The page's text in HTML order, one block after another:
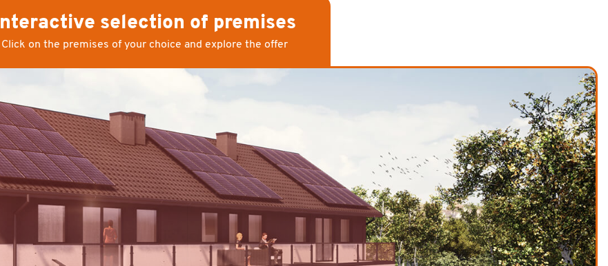
Interactive selection of premises
Click on the premises of your choice and explore the offer